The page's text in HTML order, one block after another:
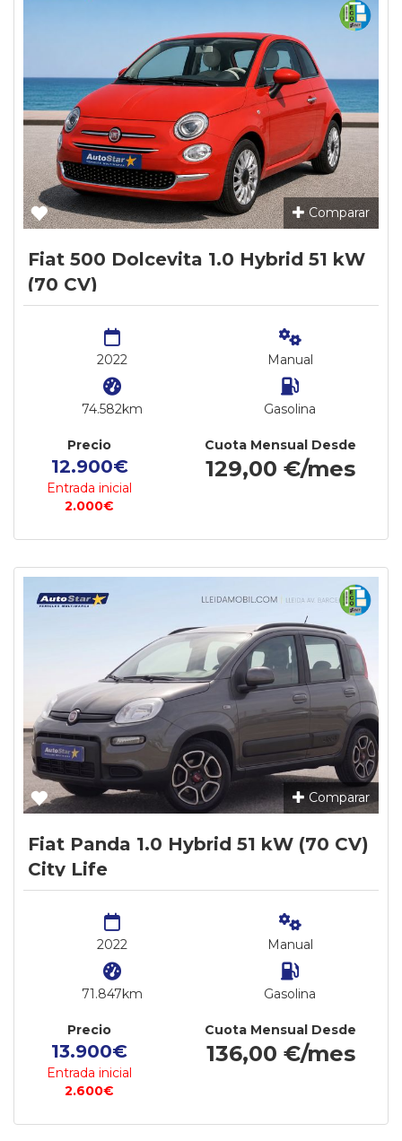
Comparar
Fiat 500 Dolcevita 1.0 Hybrid 51 kW
(70 CV)
2022
74.582km
Manual
Gasolina
Precio
12.900€
Entrada inicial
2.000€
Cuota Mensual Desde
129,00 €/mes
Comparar
Fiat Panda 1.0 Hybrid 51 kW (70 CV)
City Life
2022
71.847km
Manual
Gasolina
Precio
13.900€
Entrada inicial
2.600€
Cuota Mensual Desde
136,00 €/mes